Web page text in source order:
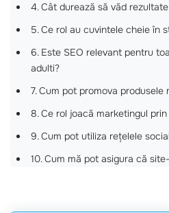
4. Cât durează să văd
5. Ce rol au cuvintele cheie în
6. Este SEO relevant pentru
adulti?
7. Cum pot promova
8. Ce rol joacă marketingul
9. Cum pot utiliza rețelele
10. Cum mă pot asigura că